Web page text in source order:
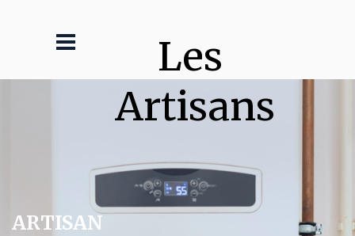
Les
Artisans
ARTISAN